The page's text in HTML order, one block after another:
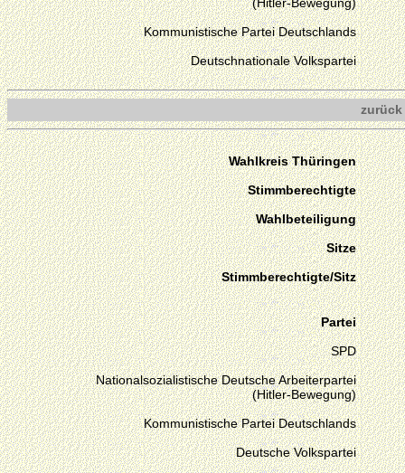
Kommunistische Partei Deutschlands
Deutschnationale Volkspartei
zurück
Wahlkreis Thüringen
Stimmberechtigte
Wahlbeteiligung
Sitze
Stimmberechtigte/Sitz
Partei
SPD
Nationalsozialistische Deutsche Arbeiterpartei
(Hitler-Bewegung)
Kommunistische Partei Deutschlands
Deutsche Volkspartei